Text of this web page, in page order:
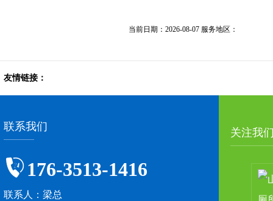
当前日期：2026-08-07 服务地区：
友情链接：
联系我们
176-3513-1416
联系人：梁总
关注我